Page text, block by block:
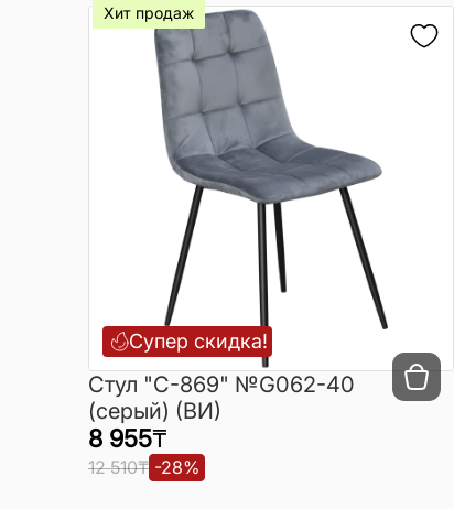
Супер скидка!
Хит продаж
Cтул "C-869" №G062-40
(серый) (ВИ)
8 955₸
12 510₸ -28%